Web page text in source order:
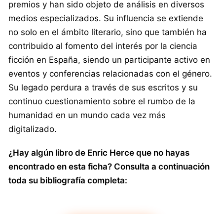
premios y han sido objeto de análisis en diversos
medios especializados. Su influencia se extiende
no solo en el ámbito literario, sino que también ha
contribuido al fomento del interés por la ciencia
ficción en España, siendo un participante activo en
eventos y conferencias relacionadas con el género.
Su legado perdura a través de sus escritos y su
continuo cuestionamiento sobre el rumbo de la
humanidad en un mundo cada vez más
digitalizado.
¿Hay algún libro de Enric Herce que no hayas
encontrado en esta ficha? Consulta a continuación
toda su bibliografía completa: